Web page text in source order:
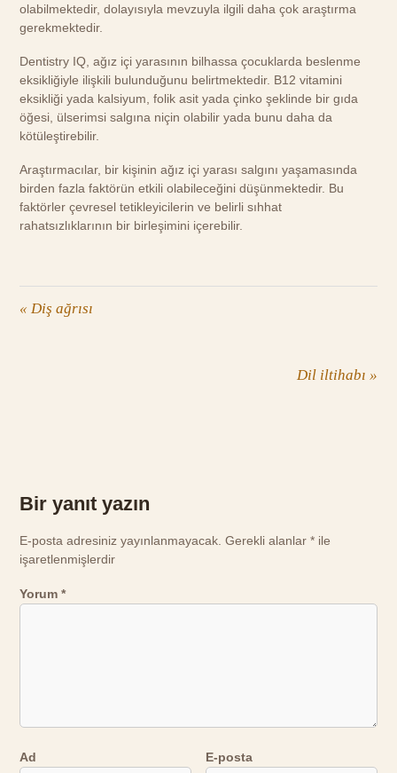
olabilmektedir, dolayısıyla mevzuyla ilgili daha çok araştırma
gerekmektedir.
Dentistry IQ, ağız içi yarasının bilhassa çocuklarda beslenme
eksikliğiyle ilişkili bulunduğunu belirtmektedir. B12 vitamini
eksikliği yada kalsiyum, folik asit yada çinko şeklinde bir gıda
öğesi, ülserimsi salgına niçin olabilir yada bunu daha da
kötüleştirebilir.
Araştırmacılar, bir kişinin ağız içi yarası salgını yaşamasında
birden fazla faktörün etkili olabileceğini düşünmektedir. Bu
faktörler çevresel tetikleyicilerin ve belirli sıhhat
rahatsızlıklarının bir birleşimini içerebilir.
« Diş ağrısı
Dil iltihabı »
Bir yanıt yazın
E-posta adresiniz yayınlanmayacak. Gerekli alanlar* ile
işaretlenmişlerdir
Yorum*
Ad E-posta